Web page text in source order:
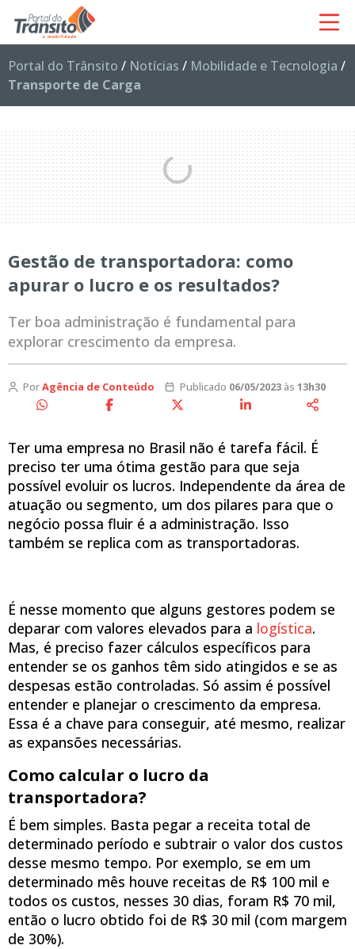
Portal do Trânsito / Notícias / Mobilidade e Tecnologia /
Transporte de Carga
Gestão de transportadora: como
apurar o lucro e os resultados?
Ter boa administração é fundamental para
explorar crescimento da empresa.
PorAgência de Conteúdo Publicado 06/05/2023às 13h30
Ter uma empresa no Brasil não é tarefa fácil. É
preciso ter uma ótima gestão para que seja
possível evoluir os lucros. Independente da área de
atuação ou segmento, um dos pilares para que o
negócio possa fluir é a administração. Isso
também se replica com as transportadoras.
É nesse momento que alguns gestores podem se
deparar com valores elevados para a logística.
Mas, é preciso fazer cálculos específicos para
entender se os ganhos têm sido atingidos e se as
despesas estão controladas. Só assim é possível
entender e planejar o crescimento da empresa.
Essa é a chave para conseguir, até mesmo, realizar
as expansões necessárias.
Como calcular o lucro da
transportadora?
É bem simples. Basta pegar a receita total de
determinado período e subtrair o valor dos custos
desse mesmo tempo. Por exemplo, se em um
determinado mês houve receitas de R$ 100 mil e
todos os custos, nesses 30 dias, foram R$ 70 mil,
então o lucro obtido foi de R$ 30 mil (com margem
de 30%).